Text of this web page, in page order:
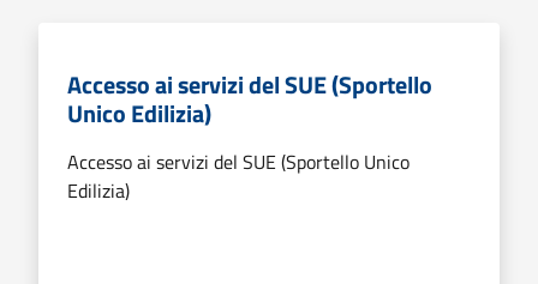
Accesso ai servizi del SUE (Sportello
Unico Edilizia)
Accesso ai servizi del SUE (Sportello Unico
Edilizia)